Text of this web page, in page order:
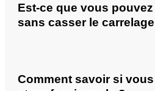
Est-ce que vous
sans casser le
Comment savoir si